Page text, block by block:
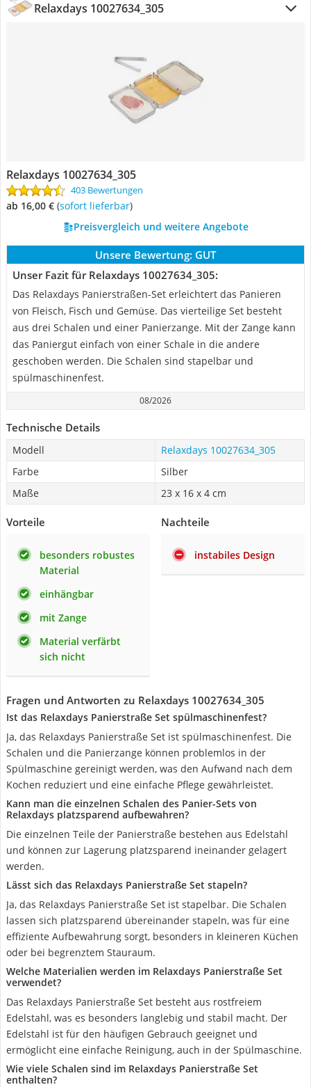
Relaxdays 10027634_305
Relaxdays 10027634_305
403 Bewertungen
ab 16,00 € ( Sofort lieferbar)
Preisvergleich und weitere Angebote
Unsere Bewertung: GUT
Unser Fazit für Relaxdays 10027634_305:
Das Relaxdays Panierstraßen-Set erleichtert das Panieren
von Fleisch, Fisch und Gemüse. Das vierteilige Set besteht
aus drei Schalen und einer Panierzange. Mit der Zange kann
das Paniergut einfach von einer Schale in die andere
geschoben werden. Die Schalen sind stapelbar und
spülmaschinenfest.
08/2026
Technische Details
Modell
Relaxdays 10027634_305
Farbe
Silber
Maße
23 x 16 x 4 cm
Vorteile
besonders robustes
Material
einhängbar
mit Zange
Material verfärbt
sich nicht
Nachteile
instabiles Design
Fragen und Antworten zu Relaxdays 10027634_305
Ist das Relaxdays Panierstraße Set spülmaschinenfest?
Ja, das Relaxdays Panierstraße Set ist spülmaschinenfest. Die
Schalen und die Panierzange können problemlos in der
Spülmaschine gereinigt werden, was den Aufwand nach dem
Kochen reduziert und eine einfache Pflege gewährleistet.
Kann man die einzelnen Schalen des Panier-Sets von
Relaxdays platzsparend aufbewahren?
Die einzelnen Teile der Panierstraße bestehen aus Edelstahl
und können zur Lagerung platzsparend ineinander gelagert
werden.
Lässt sich das Relaxdays Panierstraße Set stapeln?
Ja, das Relaxdays Panierstraße Set ist stapelbar. Die Schalen
lassen sich platzsparend übereinander stapeln, was für eine
effiziente Aufbewahrung sorgt, besonders in kleineren Küchen
oder bei begrenztem Stauraum.
Welche Materialien werden im Relaxdays Panierstraße Set
verwendet?
Das Relaxdays Panierstraße Set besteht aus rostfreiem
Edelstahl, was es besonders langlebig und stabil macht. Der
Edelstahl ist für den häufigen Gebrauch geeignet und
ermöglicht eine einfache Reinigung, auch in der Spülmaschine.
Wie viele Schalen sind im Relaxdays Panierstraße Set
enthalten?